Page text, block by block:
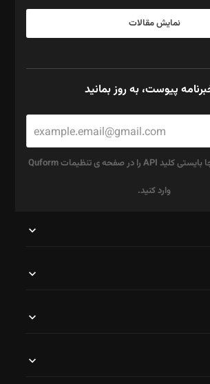
نمایش مقالات
پیوست، به روز بمانید
برای استفاده از ریکپچا بایستی کلید API را در صفحه ی تنظیمات Quform
وارد کنید.